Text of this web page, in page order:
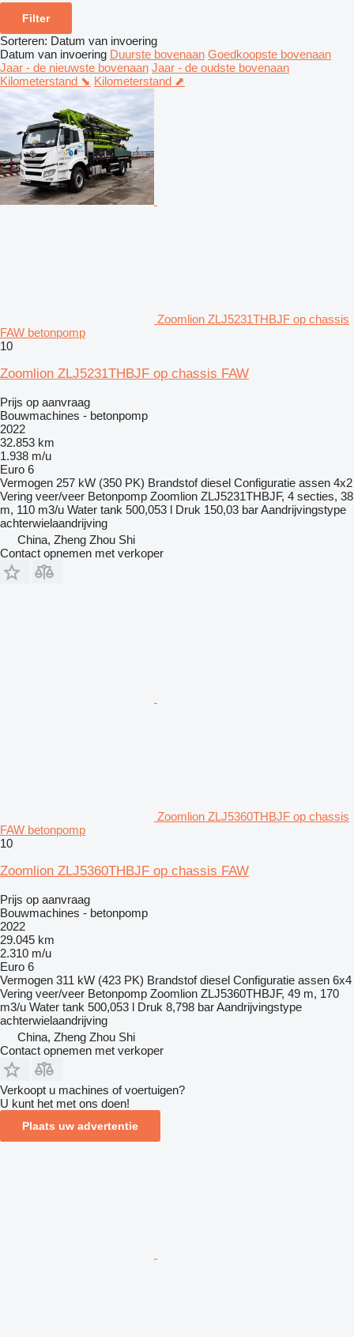
Filter
Sorteren: Datum van invoering
Datum van invoering Duurste bovenaan Goedkoopste bovenaan
Jaar - de nieuwste bovenaan Jaar - de oudste bovenaan
Kilometerstand ⬊ Kilometerstand ⬈
Zoomlion ZLJ5231THBJF op chassis
FAW betonpomp
10
Zoomlion ZLJ5231THBJF op chassis FAW
Prijs op aanvraag
Bouwmachines - betonpomp
2022
32.853 km
1.938 m/u
Euro 6
Vermogen 257 kW (350 PK) Brandstof diesel Configuratie assen 4x2
Vering veer/veer Betonpomp Zoomlion ZLJ5231THBJF, 4 secties, 38
m, 110 m3/u Water tank 500,053 l Druk 150,03 barAandrijvingstype
achterwielaandrijving
China, Zheng Zhou Shi
Contact opnemen met verkoper
Zoomlion ZLJ5360THBJF op chassis
FAW betonpomp
10
Zoomlion ZLJ5360THBJF op chassis FAW
Prijs op aanvraag
Bouwmachines - betonpomp
2022
29.045 km
2.310 m/u
Euro 6
Vermogen 311 kW (423 PK) Brandstof diesel Configuratie assen 6x4
Vering veer/veer Betonpomp Zoomlion ZLJ5360THBJF, 49 m, 170
m3/u Water tank 500,053 l Druk 8,798 barAandrijvingstype
achterwielaandrijving
China, Zheng Zhou Shi
Contact opnemen met verkoper
Verkoopt u machines of voertuigen?
U kunt het met ons doen!
Plaats uw advertentie